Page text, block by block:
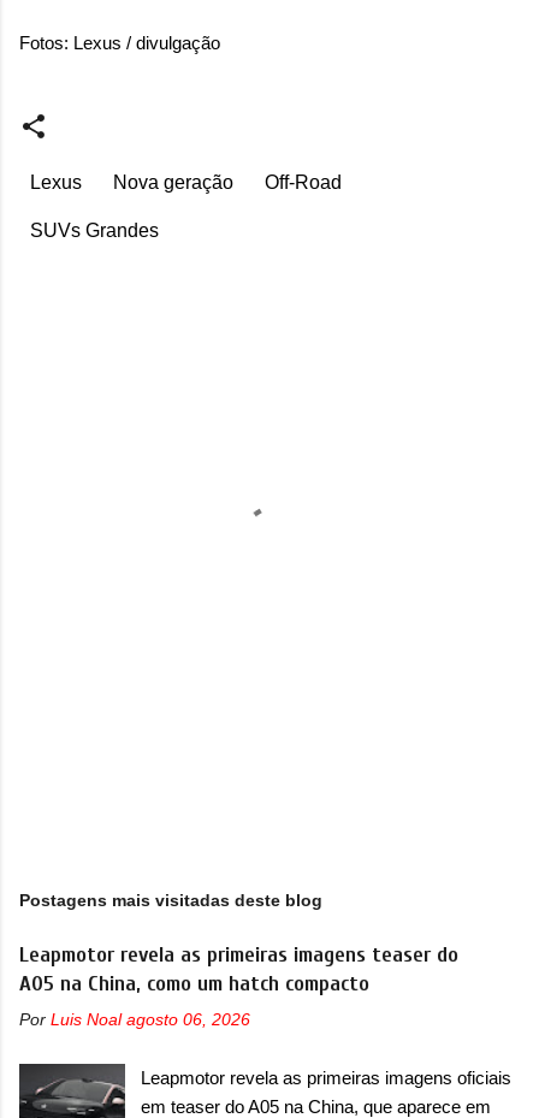
Fotos: Lexus / divulgação
Lexus Nova geração Off-Road
SUVs Grandes
Postagens mais visitadas deste blog
Leapmotor revela as primeiras imagens teaser do
A05 na China, como um hatch compacto
Por Luis Noal agosto 06, 2026
Leapmotor revela as primeiras imagens oficiais
em teaser do A05 na China, que aparece em